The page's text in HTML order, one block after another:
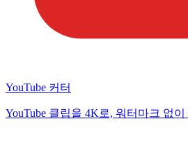
YouTube 커터
YouTube 클립을 4K로, 워터마크 없